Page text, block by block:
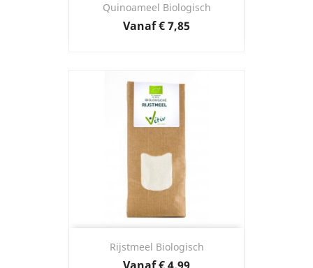
Quinoameel Biologisch
VanafPrijs
€ 7,85
Rijstmeel Biologisch
Prijs